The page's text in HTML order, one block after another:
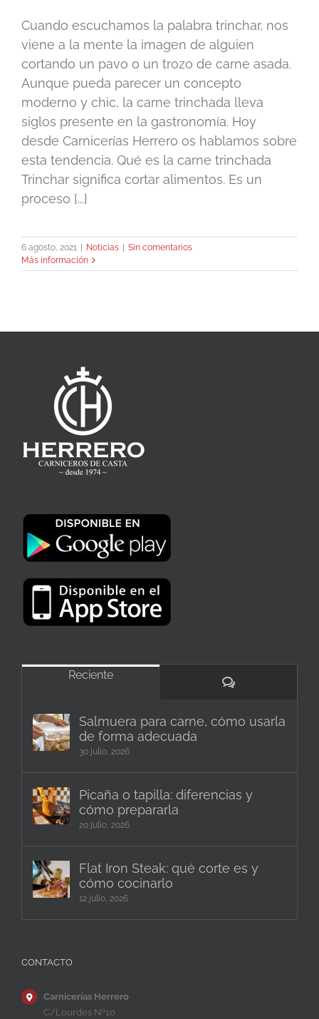
Cuando escuchamos la palabra trinchar, nos
viene a la mente la imagen de alguien
cortando un pavo o un trozo de carne asada.
Aunque pueda parecer un concepto
moderno y chic, la carne trinchada lleva
siglos presente en la gastronomía. Hoy
desde Carnicerías Herrero os hablamos sobre
esta tendencia. Qué es la carne trinchada
Trinchar significa cortar alimentos. Es un
proceso [...]
6 agosto, 2021 Noticias
Sin comentarios
Más información
Reciente
Comentarios
Salmuera para carne, cómo usarla
de forma adecuada
30 julio, 2026
Picaña o tapilla: diferencias y
cómo prepararla
20 julio, 2026
Flat Iron Steak: qué corte es y
cómo cocinarlo
12 julio, 2026
CONTACTO
Carnicerías Herrero
C/Lourdes Nº10